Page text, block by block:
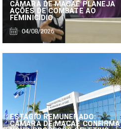
CÂMARA DE MACAÉ PLANEJA
AÇÕES DE COMBATE AO
FEMINICÍDIO
04/08/2026
ESTÁGIO REMUNERADO:
CÂMARA DE MACAÉ CONFIRMA